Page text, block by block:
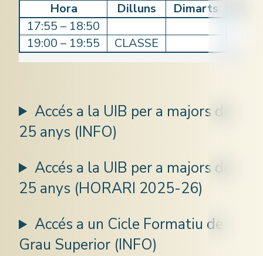
Hora Dilluns Dimarts
17:55 – 18:50
19:00 – 19:55
CLASSE
Accés a la UIB per a majors de
25 anys (INFO)
Accés a la UIB per a majors de
25 anys (HORARI 2025-26)
Accés a un Cicle Formatiu de
Grau Superior (INFO)